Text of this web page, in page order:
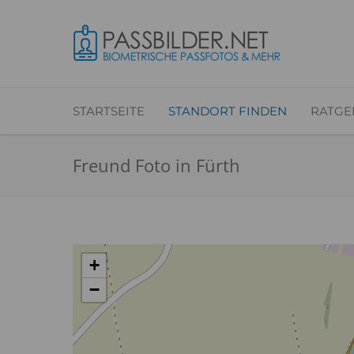
STARTSEITE STANDORT FINDEN
Freund Foto in Fürth
+
−